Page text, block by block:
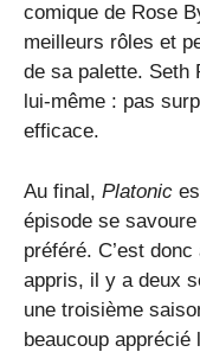
comique de Rose
meilleurs rôles et
de sa palette. Seth
lui-même : pas
efficace.
Au final, Platonic
épisode se
préféré. C’est
appris, il y a deux
une troisième
beaucoup